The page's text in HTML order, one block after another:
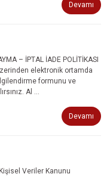
Devamı
– İPTAL İADE POLİTİKASI
elektronik ortamda
formunu ve
Al ...
Devamı
Veriler Kanunu